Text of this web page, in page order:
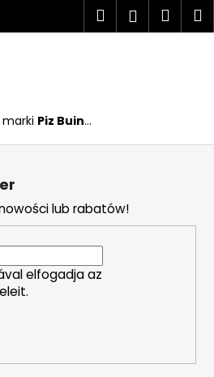
SzukajZaloguj
Piz Buin...
lub rabatów!
elfogadja az